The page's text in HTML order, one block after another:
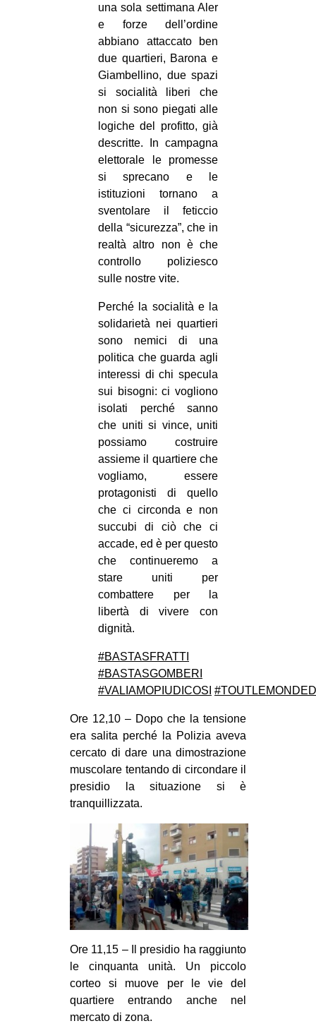
una sola settimana Aler
e forze dell’ordine
abbiano attaccato ben
due quartieri, Barona e
Giambellino, due spazi
si socialità liberi che
non si sono piegati alle
logiche del profitto, già
descritte. In campagna
elettorale le promesse
si sprecano e le
istituzioni tornano a
sventolare il feticcio
della “sicurezza”, che in
realtà altro non è che
controllo poliziesco
sulle nostre vite.
Perché la socialità e la
solidarietà nei quartieri
sono nemici di una
politica che guarda agli
interessi di chi specula
sui bisogni: ci vogliono
isolati perché sanno
che uniti si vince, uniti
possiamo costruire
assieme il quartiere che
vogliamo, essere
protagonisti di quello
che ci circonda e non
succubi di ciò che ci
accade, ed è per questo
che continueremo a
stare uniti per
combattere per la
libertà di vivere con
dignità.
‪#‎BASTASFRATTI‬
‪#‎BASTASGOMBERI‬
‪#‎VALIAMOPIUDICOSI‬ #‎
Ore 12,10 – Dopo che la tensione
era salita perché la Polizia aveva
cercato di dare una dimostrazione
muscolare tentando di circondare il
presidio la situazione si è
tranquillizzata.
Ore 11,15 – Il presidio ha raggiunto
le cinquanta unità. Un piccolo
corteo si muove per le vie del
quartiere entrando anche nel
mercato di zona.